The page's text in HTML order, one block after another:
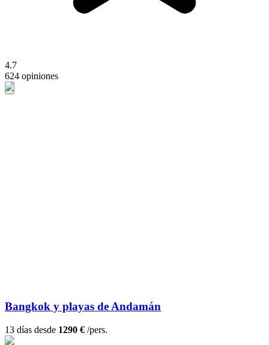
4.7
624 opiniones
Bangkok y playas de Andamán
13 días desde 1290 € /pers.